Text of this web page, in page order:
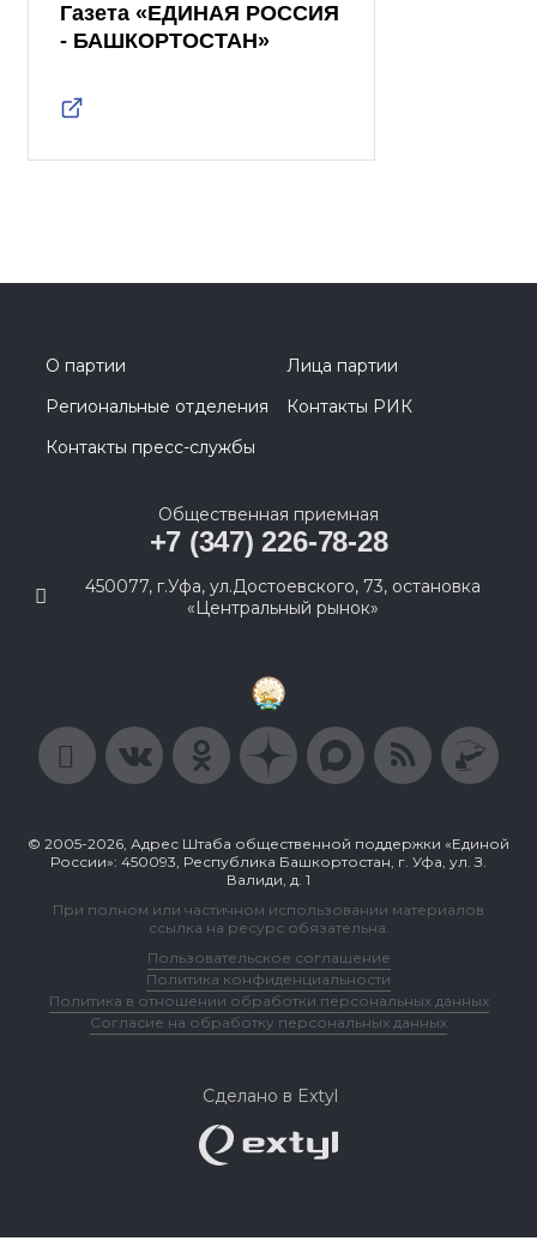
Газета «ЕДИНАЯ РОССИЯ
- БАШКОРТОСТАН»
О партии
Лица партии
Региональные отделения
Контакты РИК
Контакты пресс-службы
Общественная приемная
+7 (347) 226-78-28
450077, г.Уфа, ул.Достоевского, 73, остановка
«Центральный рынок»
© 2005-2026, Адрес Штаба общественной поддержки «Единой
России»: 450093, Республика Башкортостан, г. Уфа, ул. З.
Валиди, д. 1
При полном или частичном использовании материалов
ссылка на ресурс обязательна.
Пользовательское соглашение
Политика конфиденциальности
Политика в отношении обработки персональных данных
Согласие на обработку персональных данных
Сделано в Extyl